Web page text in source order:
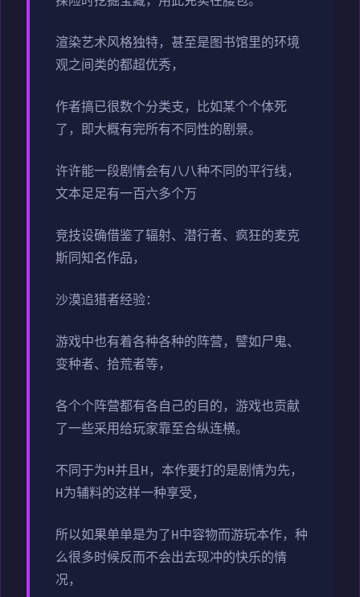
渲染艺术风格独特，甚至是图书馆里的环境
观之间类的都超优秀，
作者搞已很数个分类支，比如某个个体死
了，即大概有完所有不同性的剧景。
许许能一段剧情会有八八种不同的平行线，
文本足足有一百六多个万
竞技设确借鉴了辐射、潜行者、疯狂的麦克
斯同知名作品，
沙漠追猎者经验：
游戏中也有着各种各种的阵营，譬如尸鬼、
变种者、拾荒者等，
各个个阵营都有各自己的目的，游戏也贡献
了一些采用给玩家靠至合纵连横。
不同于为H并且H，本作要打的是剧情为先，
H为辅料的这样一种享受，
所以如果单单是为了H中容物而游玩本作，种
么很多时候反而不会出去现冲的快乐的情
况，